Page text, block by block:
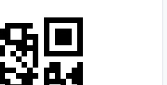
可以预见，小红书虚拟产品将迎来
爆发式增长，成为今年的核心风口
项目。 机遇已现：平台政策的明确
支持，为虚拟产品的规范化发展提